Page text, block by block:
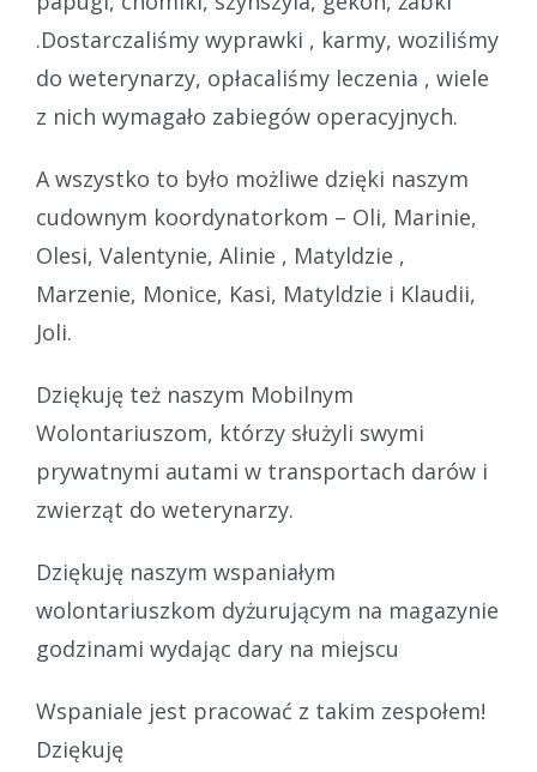
.Dostarczaliśmy wyprawki , karmy, woziliśmy
do weterynarzy, opłacaliśmy leczenia , wiele
z nich wymagało zabiegów operacyjnych.
A wszystko to było możliwe dzięki naszym
cudownym koordynatorkom – Oli, Marinie,
Olesi, Valentynie, Alinie , Matyldzie ,
Marzenie, Monice, Kasi, Matyldzie i Klaudii,
Joli.
Dziękuję też naszym Mobilnym
Wolontariuszom, którzy służyli swymi
prywatnymi autami w transportach darów i
zwierząt do weterynarzy.
Dziękuję naszym wspaniałym
wolontariuszkom dyżurującym na magazynie
godzinami wydając dary na miejscu
Wspaniale jest pracować z takim zespołem!
Dziękuję